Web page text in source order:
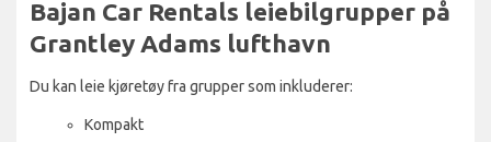
Bajan Car Rentals leiebilgrupper på
Grantley Adams lufthavn
Du kan leie kjøretøy fra grupper som inkluderer:
Kompakt